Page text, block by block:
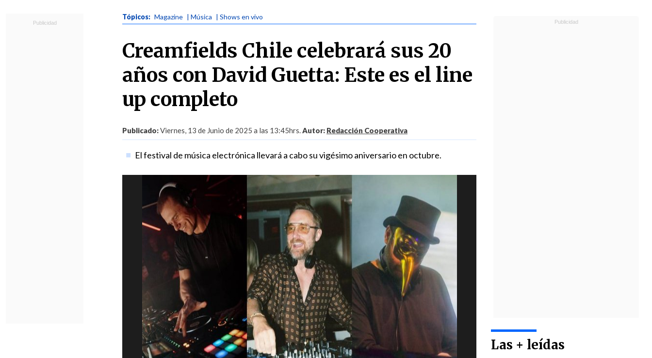
Tópicos: Magazine | Música | Shows en vivo
Creamfields Chile celebrará sus 20
años con David Guetta: Este es el line
up completo
Publicado:Viernes, 13 de Junio de 2025 a las 13:45hrs.Autor: Redacción Cooperativa
El festival de música electrónica llevará a cabo su vigésimo aniversario en octubre.
Las + leídas